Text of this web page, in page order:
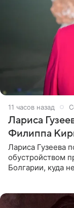
11 часов назад
Лариса
Филиппа
Лариса Гузеева
обустройством
Болгарии, куда